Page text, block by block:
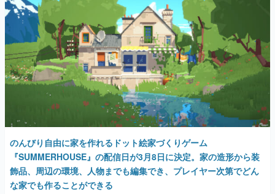
のんびり自由に家を作れるドット絵家づくりゲーム
『SUMMERHOUSE』の配信日が3月8日に決定。家の造形から装
飾品、周辺の環境、人物までも編集でき、プレイヤー次第でどん
な家でも作ることができる